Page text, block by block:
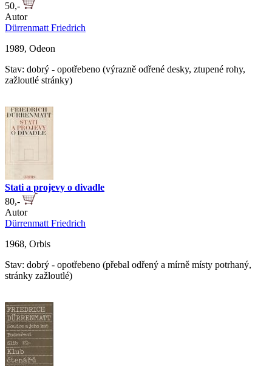
50,-
Autor
Dürrenmatt Friedrich
1989, Odeon
Stav: dobrý - opotřebeno (výrazně odřené desky, ztupené rohy,
zažloutlé stránky)
Stati a projevy o divadle
80,-
Autor
Dürrenmatt Friedrich
1968, Orbis
Stav: dobrý - opotřebeno (přebal odřený a mírně místy potrhaný,
stránky zažloutlé)